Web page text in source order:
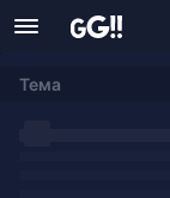
Тема